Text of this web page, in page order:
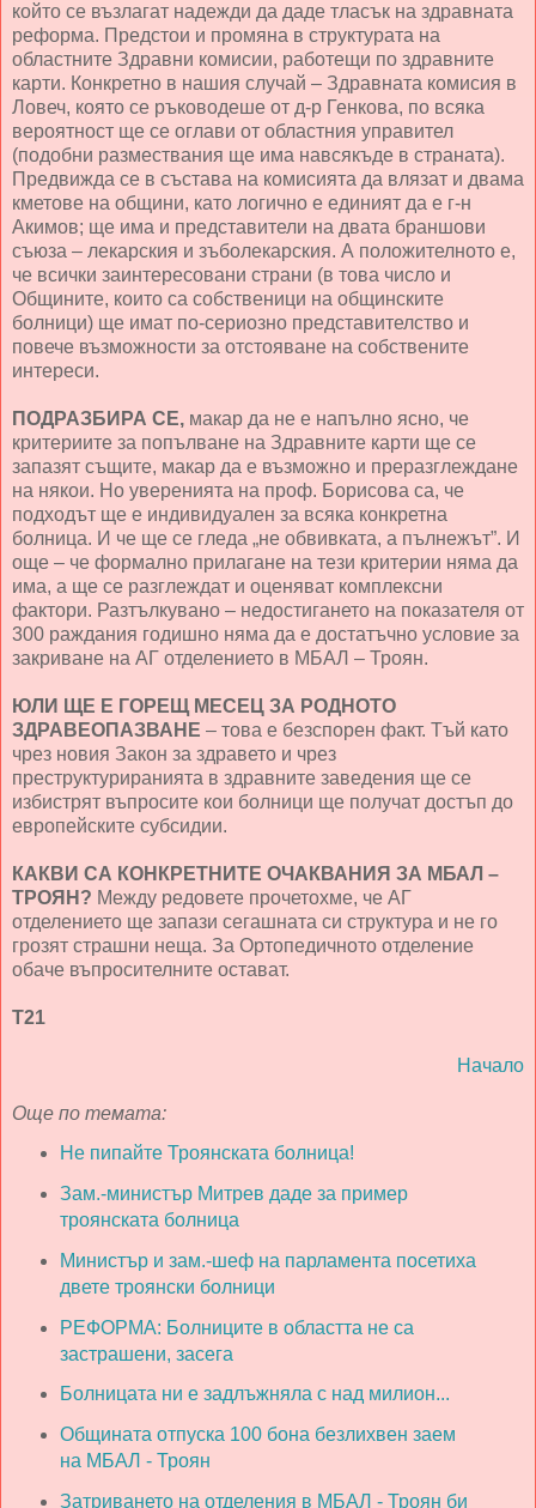
който се възлагат надежди да даде тласък на здравната
реформа. Предстои и промяна в структурата на
областните Здравни комисии, работещи по здравните
карти. Конкретно в нашия случай – Здравната комисия в
Ловеч, която се ръководеше от д-р Генкова, по всяка
вероятност ще се оглави от областния управител
(подобни размествания ще има навсякъде в страната).
Предвижда се в състава на комисията да влязат и двама
кметове на общини, като логично е единият да е г-н
Акимов; ще има и представители на двата браншови
съюза – лекарския и зъболекарския. А положителното е,
че всички заинтересовани страни (в това число и
Общините, които са собственици на общинските
болници) ще имат по-сериозно представителство и
повече възможности за отстояване на собствените
интереси.
ПОДРАЗБИРА СЕ, макар да не е напълно ясно, че
критериите за попълване на Здравните карти ще се
запазят същите, макар да е възможно и преразглеждане
на някои. Но уверенията на проф. Борисова са, че
подходът ще е индивидуален за всяка конкретна
болница. И че ще се гледа „не обвивката, а пълнежът”. И
още – че формално прилагане на тези критерии няма да
има, а ще се разглеждат и оценяват комплексни
фактори. Разтълкувано – недостигането на показателя от
300 раждания годишно няма да е достатъчно условие за
закриване на АГ отделението в МБАЛ – Троян.
ЮЛИ ЩЕ Е ГОРЕЩ МЕСЕЦ ЗА РОДНОТО
ЗДРАВЕОПАЗВАНЕ – това е безспорен факт. Тъй като
чрез новия Закон за здравето и чрез
преструктуриранията в здравните заведения ще се
избистрят въпросите кои болници ще получат достъп до
европейските субсидии.
КАКВИ СА КОНКРЕТНИТЕ ОЧАКВАНИЯ ЗА МБАЛ –
ТРОЯН? Между редовете прочетохме, че АГ
отделението ще запази сегашната си структура и не го
грозят страшни неща. За Ортопедичното отделение
обаче въпросителните остават.
Т21
Начало
Още по темата:
Не пипайте Троянската болница!
Зам.-министър Митрев даде за пример
троянската болница
Министър и зам.-шеф на парламента посетиха
двете троянски болници
РЕФОРМА: Болниците в областта не са
застрашени, засега
Болницата ни е задлъжняла с над милион...
Общината отпуска 100 бона безлихвен заем
на МБАЛ - Троян
Затриването на отделения в МБАЛ - Троян би